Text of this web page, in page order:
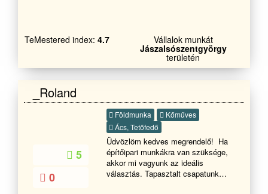
falak,Salétromos falak
innyektálását.Tovabbá Támfalak
építését és bontását terasz építését
és burkolását válaljuk rövid határidőn
képeinket és ha tetszik a munkáink
akkor hívjon bizalommal
TeMestered index: 4.7 Vállalok munkát
Jászalsószentgyörgy
területén
_Roland
5
0
Földmunka
Kőműves
Ács, Tetőfedő
Üdvözlöm kedves megrendelő! Ha
építőipari munkákra van szüksége,
akkor mi vagyunk az ideális
választás. Tapasztalt csapatunk